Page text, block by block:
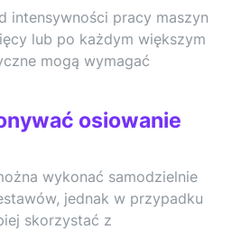
intensywności pracy maszyn
lub po każdym większym
mogą wymagać
osiowanie
wykonać samodzielnie
jednak w przypadku
skorzystać z